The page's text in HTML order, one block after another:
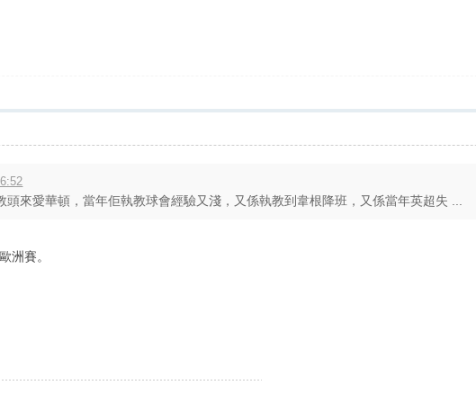
來愛華頓，當年佢執教球會經驗又淺，又係執教到韋根降班，又係當年英超失 ...
洲賽。